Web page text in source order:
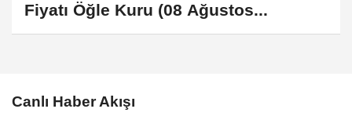
Fiyatı Öğle Kuru (08 Ağustos...
Canlı Haber Akışı